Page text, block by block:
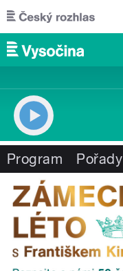
Přejít k hlavnímu obsahu
Program Pořady